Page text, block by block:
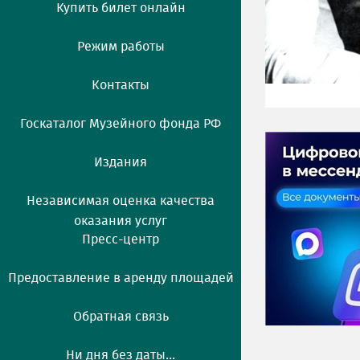
Купить билет онлайн
Режим работы
Контакты
Госкаталог Музейного фонда РФ
Издания
Независимая оценка качества
оказания услуг
Пресс-центр
Предоставление в аренду площадей
Обратная связь
Ни дня без даты...